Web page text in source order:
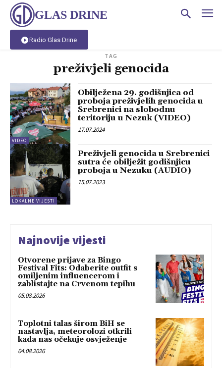
GLAS DRINE
Radio Glas Drine
TAG
preživjeli genocida
VIDEO
Obilježena 29. godišnjica od
proboja preživjelih genocida u
Srebrenici na slobodnu
teritoriju u Nezuk (VIDEO)
17.07.2024
LOKALNE VIJESTI
Preživjeli genocida u Srebrenici
sutra će obilježit godišnjicu
proboja u Nezuku (AUDIO)
15.07.2023
Najnovije vijesti
Otvorene prijave za Bingo
Festival Fits: Odaberite outfit s
omiljenim influencerom i
zablistajte na Crvenom tepihu
05.08.2026
Toplotni talas širom BiH se
nastavlja, meteorolozi otkrili
kada nas očekuje osvježenje
04.08.2026